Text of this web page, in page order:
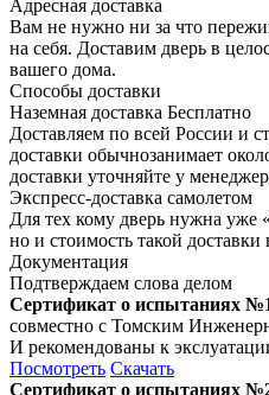
Адресная доставка
Вам не нужно ни за что
на себя. Доставим дверь в
вашего дома.
Способы доставки
Наземная доставка Бесплатно
Доставляем по всей России и
доставки обычнозанимает
доставки уточняйте у
Экспресс-доставка самолетом
Для тех кому дверь нужна уже
но и стоимость такой
Документация
Подтверждаем слова делом
Сертификат о испытаниях
совместно с Томским
И рекомендованы к
Посмотреть Скачать
Сертификат о испытаниях